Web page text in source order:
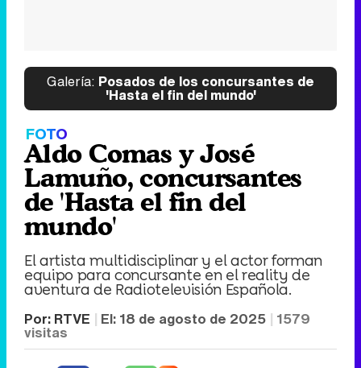
Galería: Posados de los concursantes de
'Hasta el fin del mundo'
FOTO
Aldo Comas y José
Lamuño, concursantes
de 'Hasta el fin del
mundo'
El artista multidisciplinar y el actor forman
equipo para concursante en el reality de
aventura de Radiotelevisión Española.
Por: RTVE El: 18 de agosto de 2025 1579
visitas